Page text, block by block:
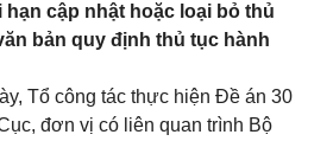
cập nhật hoặc loại bỏ thủ
bản quy định thủ tục hành
Tổ công tác thực hiện Đề án 30
đơn vị có liên quan trình Bộ